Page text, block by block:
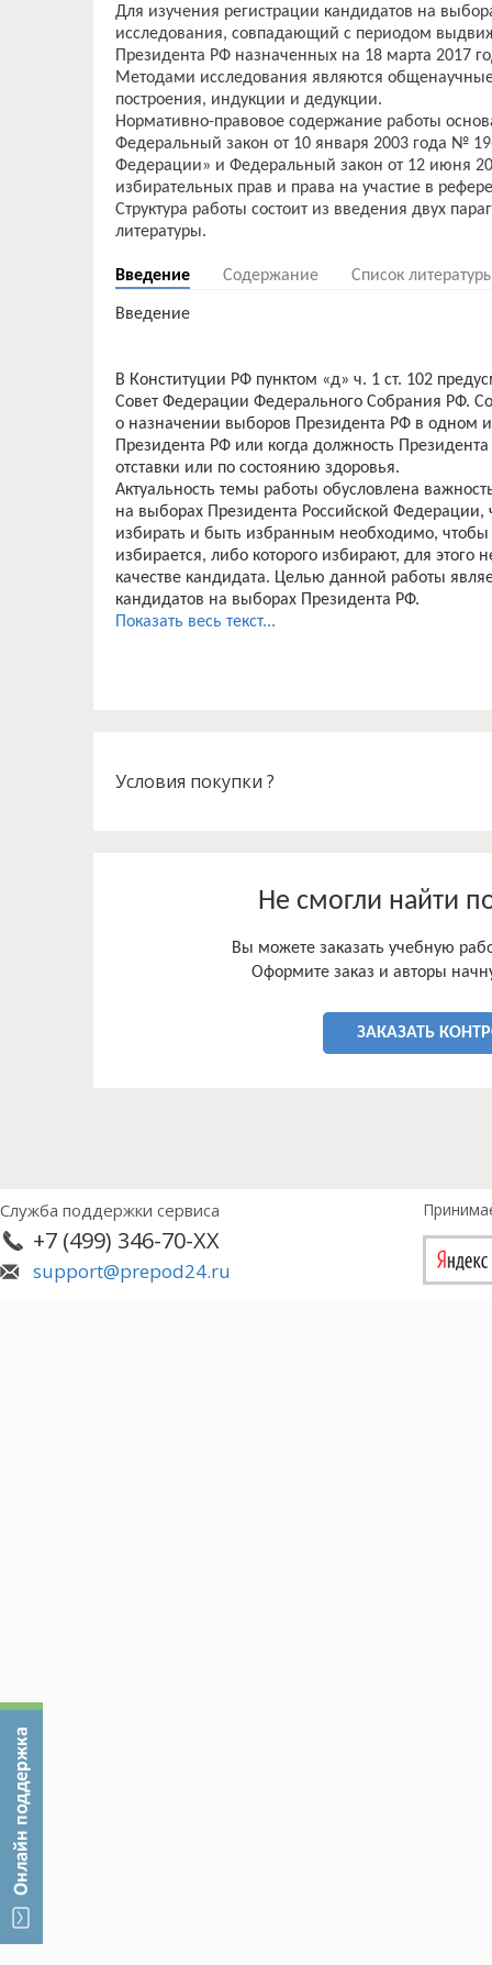
Для изучения регистрации кандидатов на
исследования, совпадающий с периодом
Президента РФ назначенных на 18 марта 2017
Методами исследования являются
построения, индукции и дедукции.
Нормативно-правовое содержание работы
Федеральный закон от 10 января 2003 года №
Федерации» и Федеральный закон от 12 июня
избирательных прав и права на участие в
Структура работы состоит из введения двух
Введение Содержание Список
Введение
В Конституции РФ пунктом «д» ч. 1 ст. 102
Совет Федерации Федерального Собрания РФ.
о назначении выборов Президента РФ в одном
Президента РФ или когда должность
отставки или по состоянию здоровья.
Актуальность темы работы обусловлена
на выборах Президента Российской Федерации,
избирать и быть избранным необходимо,
избирается, либо которого избирают, для этого
качестве кандидата. Целью данной работы
кандидатов на выборах Президента РФ.
Показать весь текст...
Условия покупки ?
Не смогли найти
Вы можете заказать учебную
Оформите заказ и авторы
ЗАКАЗАТЬ
Служба поддержки сервиса
+7 (499) 346-70-XX
support@prepod24.ru